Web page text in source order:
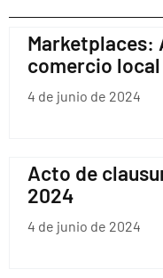
Marketplaces:
comercio local
4 de junio de 2024
Acto de
2024
4 de junio de 2024